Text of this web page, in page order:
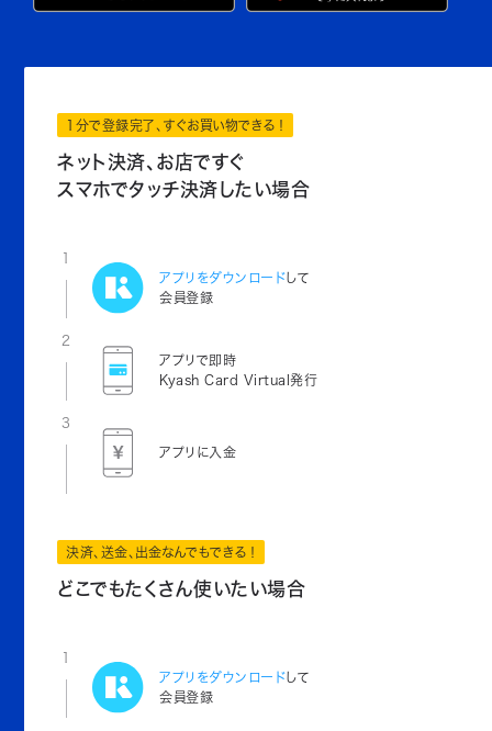
1分で登録完了、すぐお買い物できる！
ネット決済、お店ですぐ
スマホでタッチ決済したい場合
1
アプリをダウンロードして
会員登録
2
アプリで即時
Kyash Card Virtual発行
3
アプリに入金
決済、送金、出金なんでもできる！
どこでもたくさん使いたい場合
1
アプリをダウンロードして
会員登録